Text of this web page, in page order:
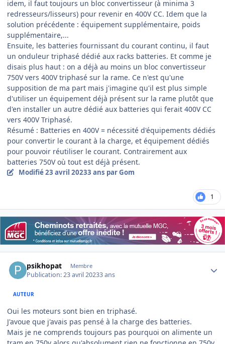
idem, il faut toujours un bloc convertisseur (à minima 3
redresseurs/lisseurs) pour revenir en 400V CC. Idem que la
solution précédente : équipement supplémentaire, poids
supplémentaire,...
Ensuite, les batteries fournissant du courant continu, il faut
un onduleur triphasé dédié aux racks batteries. Et comme je
disais plus haut : on a déjà au moins un bloc convertisseur
750V vers 400V triphasé sur la rame. Ce n'est qu'une
supposition de ma part mais j'imagine qu'il est plus simple
d'utiliser un équipement déjà présent sur la rame plutôt que
d'en installer un autre dédié aux batteries qui ferait 400V CC
vers 400V Triphasé.
Résumé : Batteries en 400V = nécessité d'équipements dédiés
pour convertir le courant à la charge, et équipement dédiés
pour pouvoir réutiliser le courant. Contrairement aux
batteries 750V où tout est déjà présent.
Modifié23 avril 20233 ans par Gom
1
psikhopat Membre
Publication:23 avril 20233 ans
AUTEUR
Oui les moteurs sont bien en triphasé.
J'avoue que j'avais pas pensé à la charge des batteries.
Mais je ne comprends toujours pas pourquoi on alimente un